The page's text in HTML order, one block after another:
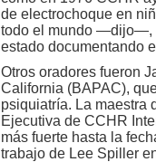
de electrochoque en
todo el mundo —dijo—,
estado documentando
Otros oradores fueron
California (BAPAC),
psiquiatría. La maestra
Ejecutiva de CCHR
más fuerte hasta la
trabajo de Lee Spiller